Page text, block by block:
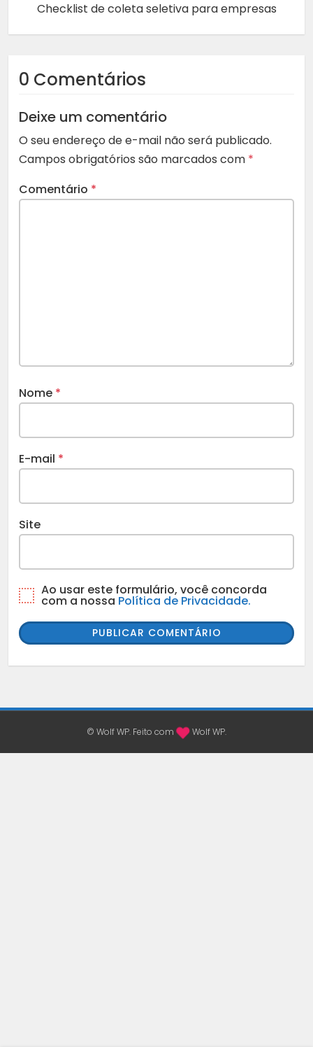
Checklist de coleta seletiva para empresas
0 Comentários
Deixe um comentário
O seu endereço de e-mail não será publicado.
Campos obrigatórios são marcados com *
Comentário *
Nome *
E-mail *
Site
Ao usar este formulário, você concorda
com a nossa Política de Privacidade.
© Wolf WP. Feito com Wolf WP.